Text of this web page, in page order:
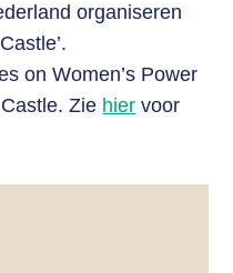
organiseren
on Women’s Power
Zie hier voor